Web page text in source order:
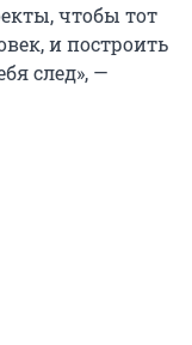
чтобы тот
и построить
след», —